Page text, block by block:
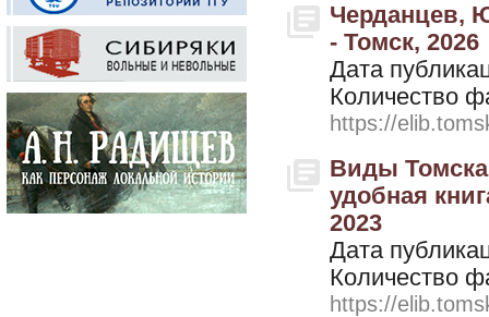
Черданцев,
- Томск, 2026
Дата
Количество
https://
Виды
удобная
2023
Дата
Количество
https://